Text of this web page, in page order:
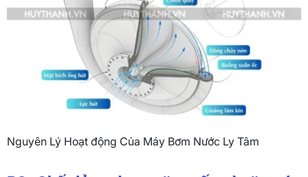
Nguyên Lý Hoạt động Của Máy Bơm Nước Ly Tâm